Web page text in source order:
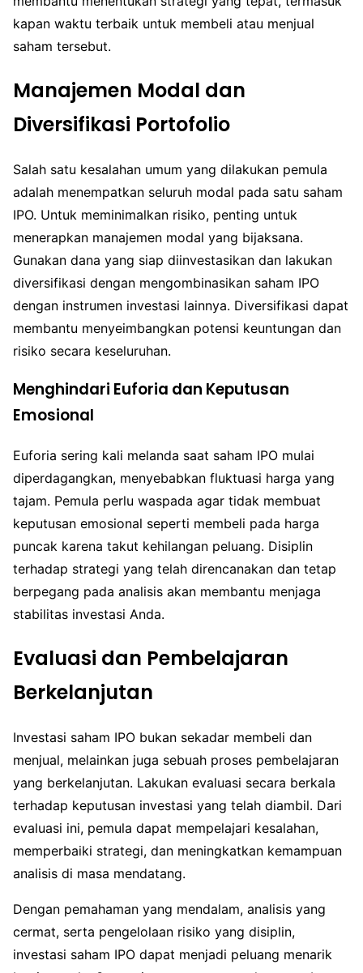
kapan waktu terbaik untuk membeli atau menjual
saham tersebut.
Manajemen Modal dan
Diversifikasi Portofolio
Salah satu kesalahan umum yang dilakukan pemula
adalah menempatkan seluruh modal pada satu saham
IPO. Untuk meminimalkan risiko, penting untuk
menerapkan manajemen modal yang bijaksana.
Gunakan dana yang siap diinvestasikan dan lakukan
diversifikasi dengan mengombinasikan saham IPO
dengan instrumen investasi lainnya. Diversifikasi dapat
membantu menyeimbangkan potensi keuntungan dan
risiko secara keseluruhan.
Menghindari Euforia dan Keputusan
Emosional
Euforia sering kali melanda saat saham IPO mulai
diperdagangkan, menyebabkan fluktuasi harga yang
tajam. Pemula perlu waspada agar tidak membuat
keputusan emosional seperti membeli pada harga
puncak karena takut kehilangan peluang. Disiplin
terhadap strategi yang telah direncanakan dan tetap
berpegang pada analisis akan membantu menjaga
stabilitas investasi Anda.
Evaluasi dan Pembelajaran
Berkelanjutan
Investasi saham IPO bukan sekadar membeli dan
menjual, melainkan juga sebuah proses pembelajaran
yang berkelanjutan. Lakukan evaluasi secara berkala
terhadap keputusan investasi yang telah diambil. Dari
evaluasi ini, pemula dapat mempelajari kesalahan,
memperbaiki strategi, dan meningkatkan kemampuan
analisis di masa mendatang.
Dengan pemahaman yang mendalam, analisis yang
cermat, serta pengelolaan risiko yang disiplin,
investasi saham IPO dapat menjadi peluang menarik